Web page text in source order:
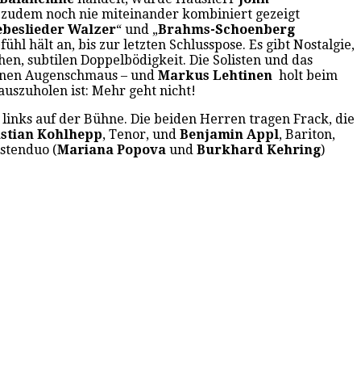
noch nie miteinander kombiniert gezeigt
Walzer“ und „Brahms-Schoenberg
hält an, bis zur letzten Schlusspose. Es gibt Nostalgie,
subtilen Doppelbödigkeit. Die Solisten und das
Augenschmaus – und Markus Lehtinen holt beim
ist: Mehr geht nicht!
auf der Bühne. Die beiden Herren tragen Frack, die
Kohlhepp, Tenor, und Benjamin Appl, Bariton,
(Mariana Popova und Burkhard Kehring)